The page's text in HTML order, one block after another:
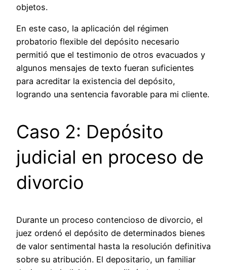
objetos.
En este caso, la aplicación del régimen
probatorio flexible del depósito necesario
permitió que el testimonio de otros evacuados y
algunos mensajes de texto fueran suficientes
para acreditar la existencia del depósito,
logrando una sentencia favorable para mi cliente.
Caso 2: Depósito
judicial en proceso de
divorcio
Durante un proceso contencioso de divorcio, el
juez ordenó el depósito de determinados bienes
de valor sentimental hasta la resolución definitiva
sobre su atribución. El depositario, un familiar